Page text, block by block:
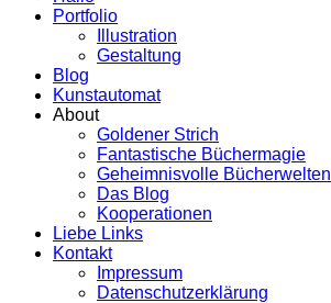
Portfolio
Illustration
Gestaltung
Blog
Kunstautomat
About
Goldener Strich
Fantastische Büchermagie
Geheimnisvolle Bücherwelten
Das Blog
Kooperationen
Liebe Links
Kontakt
Impressum
Datenschutzerklärung